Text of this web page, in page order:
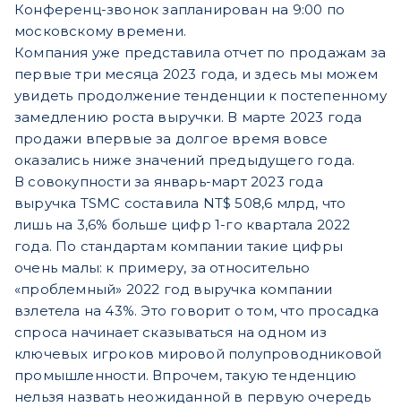
Конференц-звонок запланирован на 9:00 по
московскому времени.
Компания уже представила отчет по продажам за
первые три месяца 2023 года, и здесь мы можем
увидеть продолжение тенденции к постепенному
замедлению роста выручки. В марте 2023 года
продажи впервые за долгое время вовсе
оказались ниже значений предыдущего года.
В совокупности за январь-март 2023 года
выручка TSMC составила NT$ 508,6 млрд, что
лишь на 3,6% больше цифр 1-го квартала 2022
года. По стандартам компании такие цифры
очень малы: к примеру, за относительно
«проблемный» 2022 год выручка компании
взлетела на 43%. Это говорит о том, что просадка
спроса начинает сказываться на одном из
ключевых игроков мировой полупроводниковой
промышленности. Впрочем, такую тенденцию
нельзя назвать неожиданной в первую очередь